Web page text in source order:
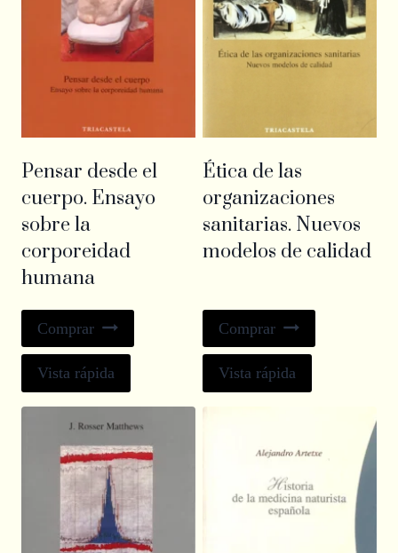
Pensar desde el
cuerpo. Ensayo
sobre la
corporeidad
humana
Comprar
Vista rápida
Ética de las
organizaciones
sanitarias. Nuevos
modelos de calidad
Comprar
Vista rápida